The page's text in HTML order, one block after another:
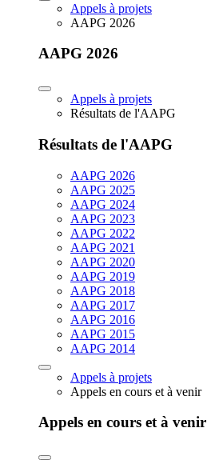
Appels à projets
AAPG 2026
AAPG 2026
Appels à projets
Résultats de l'AAPG
Résultats de l'AAPG
AAPG 2026
AAPG 2025
AAPG 2024
AAPG 2023
AAPG 2022
AAPG 2021
AAPG 2020
AAPG 2019
AAPG 2018
AAPG 2017
AAPG 2016
AAPG 2015
AAPG 2014
Appels à projets
Appels en cours et à venir
Appels en cours et à venir